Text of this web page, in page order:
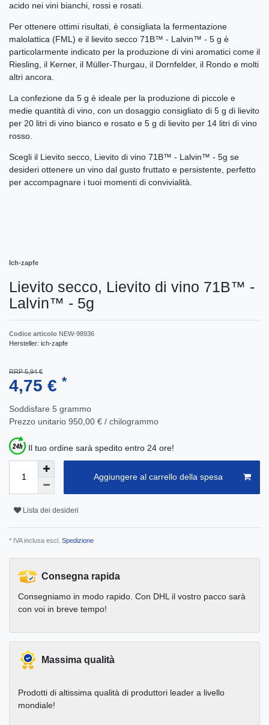
acido nei vini bianchi, rossi e rosati.
Per ottenere ottimi risultati, è consigliata la fermentazione
malolattica (FML) e il lievito secco 71B™ - Lalvin™ - 5 g è
particolarmente indicato per la produzione di vini aromatici come il
Riesling, il Kerner, il Müller-Thurgau, il Dornfelder, il Rondo e molti
altri ancora.
La confezione da 5 g è ideale per la produzione di piccole e
medie quantità di vino, con un dosaggio consigliato di 5 g di lievito
per 20 litri di vino bianco e rosato e 5 g di lievito per 14 litri di vino
rosso.
Scegli il Lievito secco, Lievito di vino 71B™ - Lalvin™ - 5g se
desideri ottenere un vino dal gusto fruttato e persistente, perfetto
per accompagnare i tuoi momenti di convivialità.
Ich-zapfe
Lievito secco, Lievito di vino 71B™ -
Lalvin™ - 5g
Codice articolo NEW-98936
Hersteller: ich-zapfe
RRP 5,94 €
4,75 € *
Soddisfare 5 grammo
Prezzo unitario 950,00 € / chilogrammo
Il tuo ordine sarà spedito entro 24 ore!
Aggiungere al carrello della spesa
Lista dei desideri
* IVA inclusa escl. Spedizione
Consegna rapida
Consegniamo in modo rapido. Con DHL il vostro pacco sarà
con voi in breve tempo!
Massima qualità
Prodotti di altissima qualità di produttori leader a livello
mondiale!